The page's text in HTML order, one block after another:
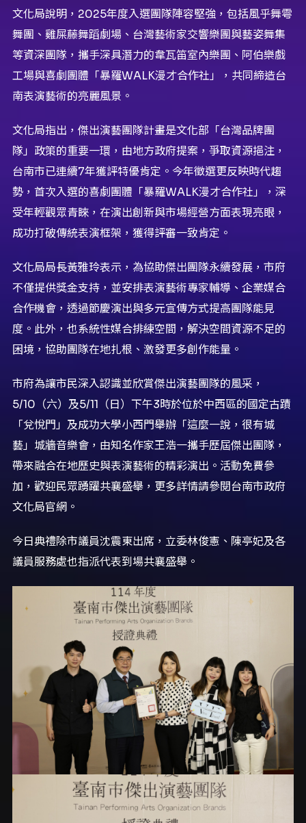
文化局說明，2025年度入選團隊陣容堅強，包括風乎舞雩
舞團、雞屎藤舞蹈劇場、台灣藝術家交響樂團與藝姿舞集
等資深團隊，攜手深具潛力的韋瓦笛室內樂團、阿伯樂戲
工場與喜劇團體「暴羅WALK漫才合作社」，共同締造台
南表演藝術的亮麗風景。
文化局指出，傑出演藝團隊計畫是文化部「台灣品牌團
隊」政策的重要一環，由地方政府提案，爭取資源挹注，
台南市已連續7年獲評特優肯定。今年徵選更反映時代趨
勢，首次入選的喜劇團體「暴羅WALK漫才合作社」，深
受年輕觀眾青睞，在演出創新與市場經營方面表現亮眼，
成功打破傳統表演框架，獲得評審一致肯定。
文化局局長黃雅玲表示，為協助傑出團隊永續發展，市府
不僅提供獎金支持，並安排表演藝術專家輔導、企業媒合
合作機會，透過節慶演出與多元宣傳方式提高團隊能見
度。此外，也系統性媒合排練空間，解決空間資源不足的
困境，協助團隊在地扎根、激發更多創作能量。
市府為讓市民深入認識並欣賞傑出演藝團隊的風采，
5/10（六）及5/11（日）下午3時於位於中西區的國定古蹟
「兌悅門」及成功大學小西門舉辦「這麼一說，很有城
藝」城牆音樂會，由知名作家王浩一攜手歷屆傑出團隊，
帶來融合在地歷史與表演藝術的精彩演出。活動免費參
加，歡迎民眾踴躍共襄盛舉，更多詳情請參閱台南市政府
文化局官網。
今日典禮除市議員沈震東出席，立委林俊憲、陳亭妃及各
議員服務處也指派代表到場共襄盛舉。